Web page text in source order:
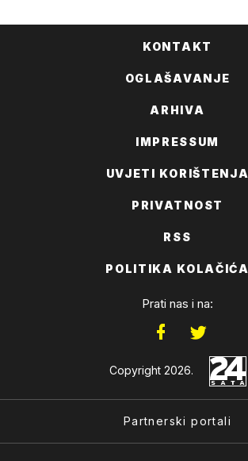
KONTAKT
OGLAŠAVANJE
ARHIVA
IMPRESSUM
UVJETI KORIŠTENJA
PRIVATNOST
RSS
POLITIKA KOLAČIĆA
Prati nas i na:
Copyright 2026.
Partnerski portali